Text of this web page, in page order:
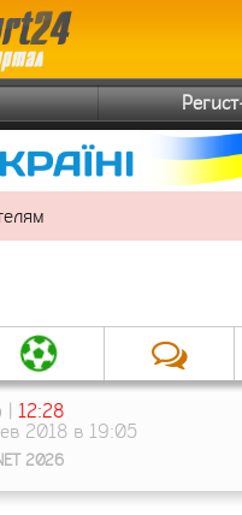
12:28
2018 в 19:05
2026